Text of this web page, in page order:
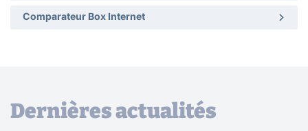
Comparateur Box Internet
Dernières actualités